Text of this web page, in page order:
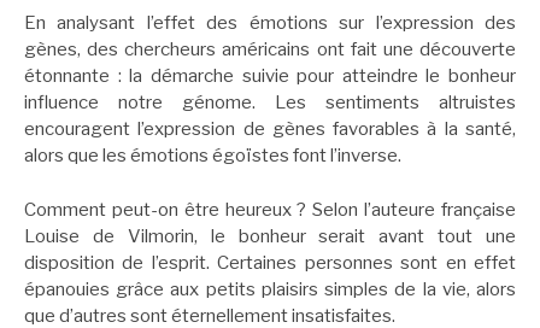
En analysant l’effet des émotions sur l’expression des
gènes, des chercheurs américains ont fait une découverte
étonnante : la démarche suivie pour atteindre le bonheur
influence notre génome. Les sentiments altruistes
encouragent l’expression de gènes favorables à la santé,
alors que les émotions égoïstes font l’inverse.
Comment peut-on être heureux ? Selon l’auteure française
Louise de Vilmorin, le bonheur serait avant tout une
disposition de l’esprit. Certaines personnes sont en effet
épanouies grâce aux petits plaisirs simples de la vie, alors
que d’autres sont éternellement insatisfaites.